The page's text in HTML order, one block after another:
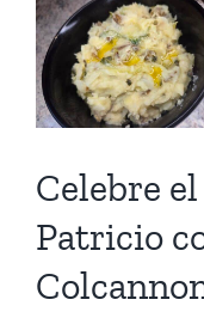
Larger
Image
Celebre
Patricio